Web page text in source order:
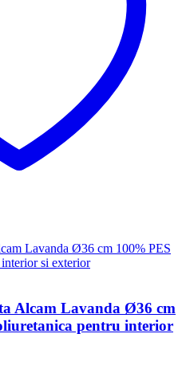
Alcam Lavanda Ø36 cm
pentru interior